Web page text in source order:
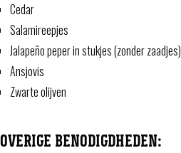
Cedar
Salamireepjes
Jalapeño peper in stukjes (zonder zaadjes)
Ansjovis
Zwarte olijven
OVERIGE BENODIGDHEDEN: